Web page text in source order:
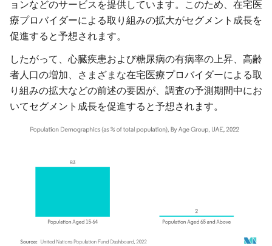
ョンなどのサービスを提供しています。このため、在宅医
療プロバイダーによる取り組みの拡大がセグメント成長を
促進すると予想されます。
したがって、心臓疾患および糖尿病の有病率の上昇、高齢
者人口の増加、さまざまな在宅医療プロバイダーによる取
り組みの拡大などの前述の要因が、調査の予測期間中にお
いてセグメント成長を促進すると予想されます。